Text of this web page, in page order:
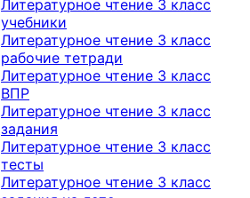
Литературное чтение 3 класс
учебники
Литературное чтение 3 класс
рабочие тетради
Литературное чтение 3 класс
ВПР
Литературное чтение 3 класс
задания
Литературное чтение 3 класс
тесты
Литературное чтение 3 класс